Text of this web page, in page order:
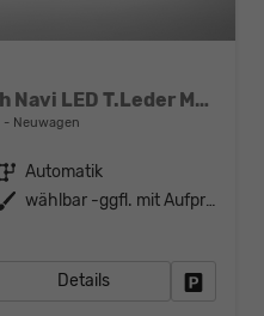
1.3 48V Connecta P.dach Navi LED T.Leder MJ25 AT
Neuwagen
Getriebe Automatik
Außenfarbe
wählbar -ggfl. mit Aufpreis-
Details